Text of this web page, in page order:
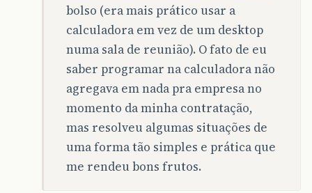
bolso (era mais prático usar a
calculadora em vez de um desktop
numa sala de reunião). O fato de eu
saber programar na calculadora não
agregava em nada pra empresa no
momento da minha contratação,
mas resolveu algumas situações de
uma forma tão simples e prática que
me rendeu bons frutos.